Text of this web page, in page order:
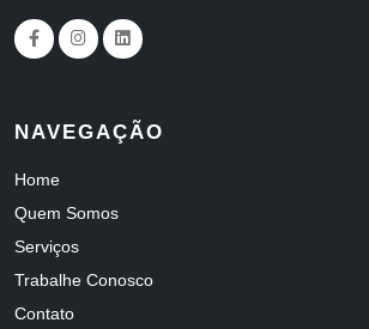
NAVEGAÇÃO
Home
Quem Somos
Serviços
Trabalhe Conosco
Contato